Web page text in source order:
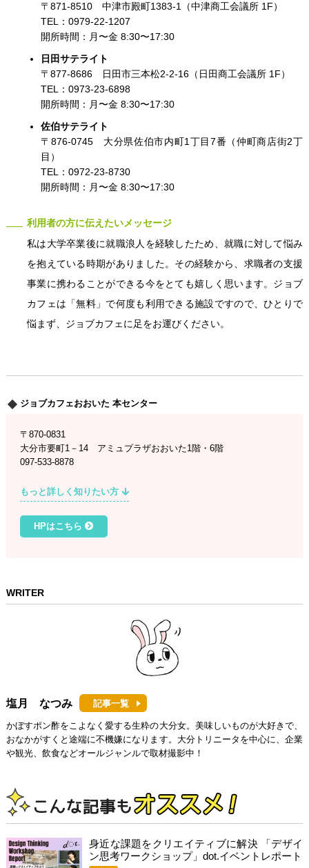
〒871-8510 中津市殿町1383-1（中津商工会議所 1F）
TEL：0979-22-1207
開所時間：月〜金 8:30〜17:30
日田サテライト
〒877-8686 日田市三本松2-2-16（日田商工会議所 1F）
TEL：0973-23-6898
開所時間：月〜金 8:30〜17:30
佐伯サテライト
〒876-0745 大分県佐伯市内町1丁目7番（仲町商店街2丁
目）
TEL：0972-23-8730
開所時間：月〜金 8:30〜17:30
利用者の方に伝えたいメッセージ
私は大学卒業後に就職浪人を経験したため、就職に対して悩み
を抱えている時期がありました。その経験から、求職者の支援
事業に携わることができる今をとても嬉しく思います。ジョブ
カフェは「無料」で何度も利用できる施設ですので、ひとりで
悩まず、ジョブカフェに足をお運びください。
ジョブカフェおおいた 本センター
〒870-0831
大分市要町1－14 アミュプラザおおいた1階・6階
097-533-8878
もっと詳しく知りたい方
HPはこちら
WRITER
塩月 なつみ 記事一覧
かぼすポン酢をこよなく愛する生粋の大分女。美味しいものが大好きで、
おなかがすくと途端に不機嫌になります。大分トリニータを中心に、企業
や観光、飲食などオールジャンルで取材撮影中！
身近な課題をクリエイティブに解決 「デザイ
ン思考ワークショップ」dot.イベントレポート